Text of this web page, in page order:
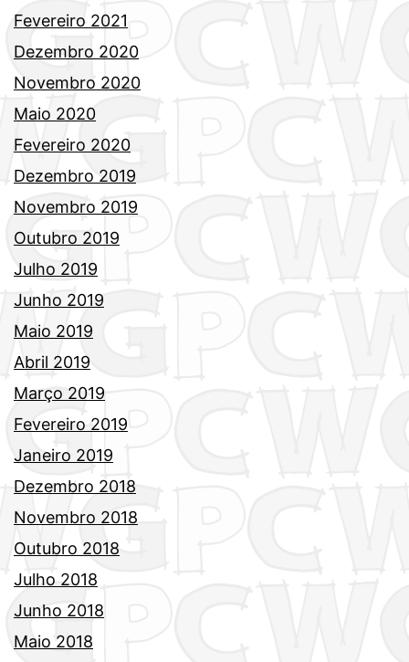
Fevereiro 2021
Dezembro 2020
Novembro 2020
Maio 2020
Fevereiro 2020
Dezembro 2019
Novembro 2019
Outubro 2019
Julho 2019
Junho 2019
Maio 2019
Abril 2019
Março 2019
Fevereiro 2019
Janeiro 2019
Dezembro 2018
Novembro 2018
Outubro 2018
Julho 2018
Junho 2018
Maio 2018